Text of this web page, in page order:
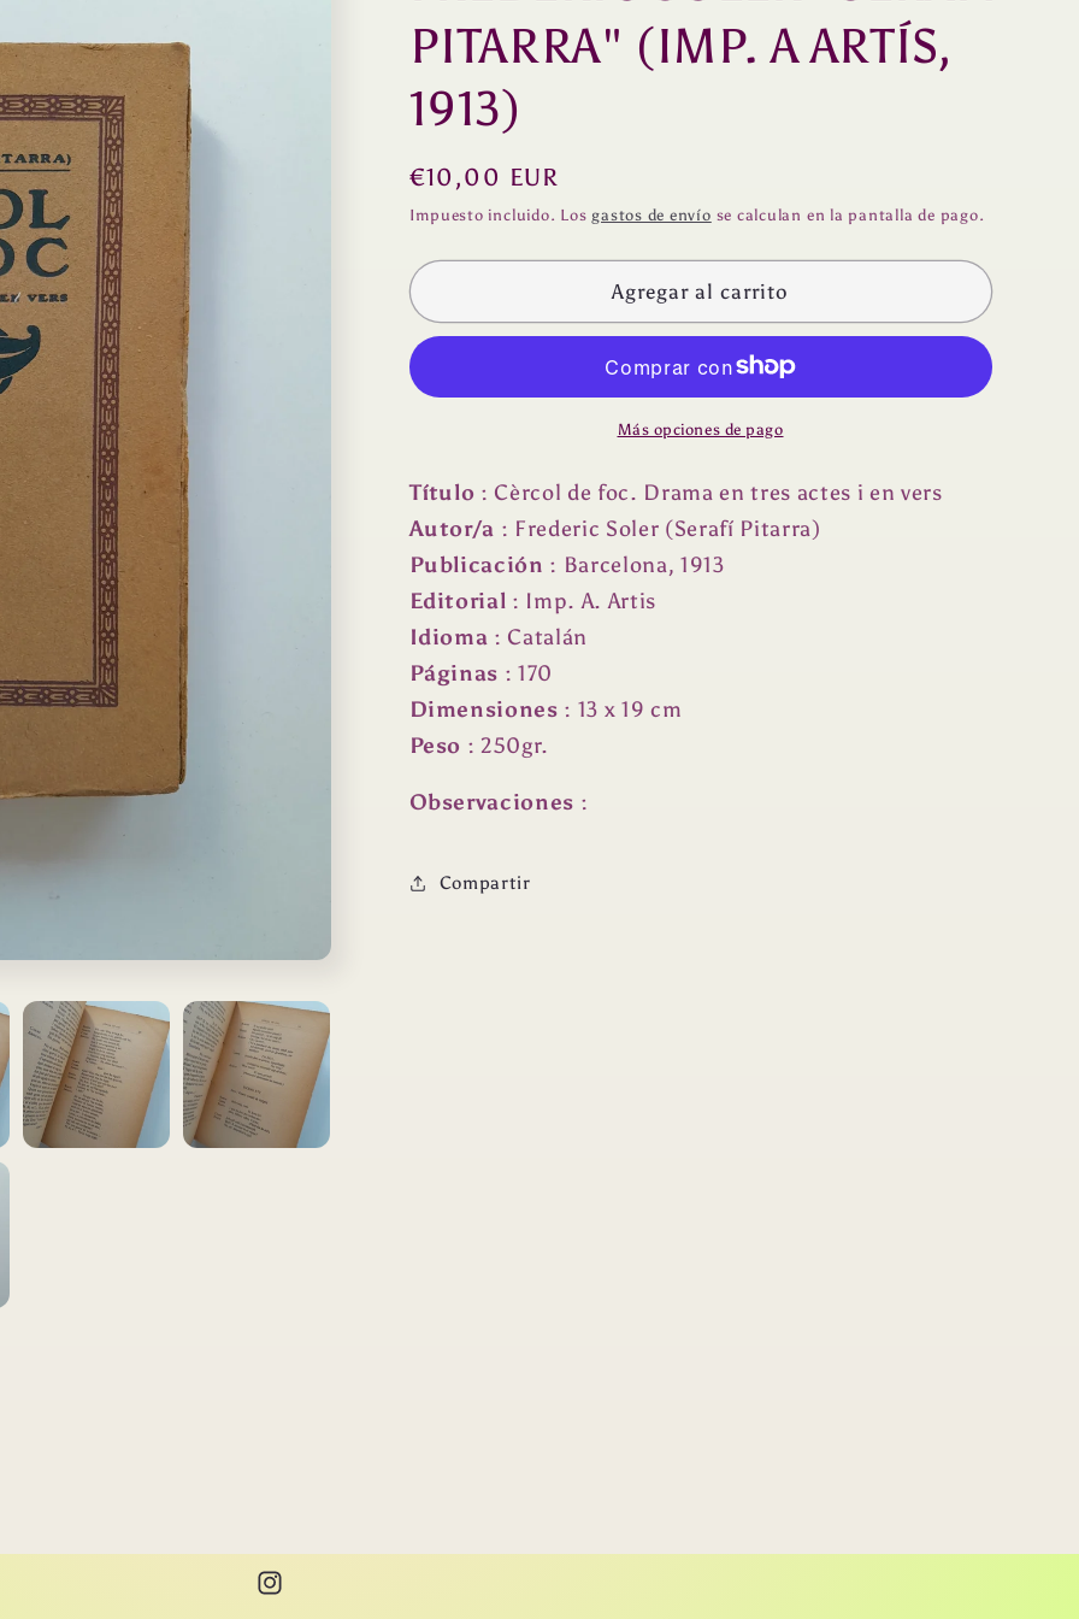
PITARRA" (IMP. A ARTÍS,
1913)
Precio
habitual
€10,00 EUR
Impuesto incluido. Los gastos de envío se calculan en la pantalla de pago.
Agregar al carrito
Más opciones de pago
Título : Cèrcol de foc. Drama en tres actes i en vers
Autor/a : Frederic Soler (Serafí Pitarra)
Publicación : Barcelona, 1913
Editorial : Imp. A. Artis
Idioma : Catalán
Páginas : 170
Dimensiones : 13 x 19 cm
Peso : 250gr.
Observaciones :
Compartir
Instagram